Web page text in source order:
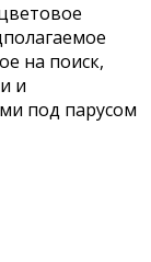
на поиск,
и
под парусом